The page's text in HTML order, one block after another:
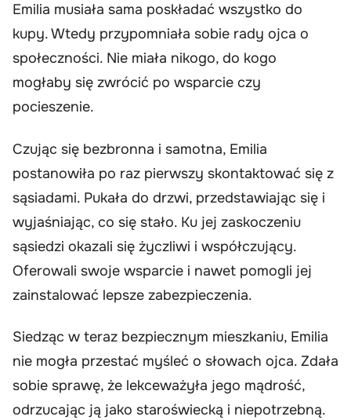
Emilia musiała sama poskładać wszystko do
kupy. Wtedy przypomniała sobie rady ojca o
społeczności. Nie miała nikogo, do kogo
mogłaby się zwrócić po wsparcie czy
pocieszenie.
Czując się bezbronna i samotna, Emilia
postanowiła po raz pierwszy skontaktować się z
sąsiadami. Pukała do drzwi, przedstawiając się i
wyjaśniając, co się stało. Ku jej zaskoczeniu
sąsiedzi okazali się życzliwi i współczujący.
Oferowali swoje wsparcie i nawet pomogli jej
zainstalować lepsze zabezpieczenia.
Siedząc w teraz bezpiecznym mieszkaniu, Emilia
nie mogła przestać myśleć o słowach ojca. Zdała
sobie sprawę, że lekceważyła jego mądrość,
odrzucając ją jako staroświecką i niepotrzebną.